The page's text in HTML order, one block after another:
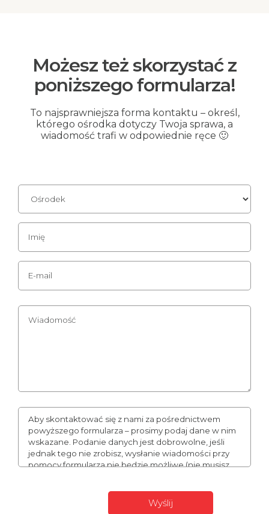
Możesz też skorzystać z
poniższego formularza!
To najsprawniejsza forma kontaktu – określ,
którego ośrodka dotyczy Twoja sprawa, a
wiadomość trafi w odpowiednie ręce 🙂
Aby skontaktować się z nami za pośrednictwem
powyższego formularza – prosimy podaj dane w nim
wskazane. Podanie danych jest dobrowolne, jeśli
jednak tego nie zrobisz, wysłanie wiadomości przy
pomocy formularza nie będzie możliwe (nie musisz
dane mogą stanowić Twoje dane osobowe. W takim
wypadku administratorem Twoich danych